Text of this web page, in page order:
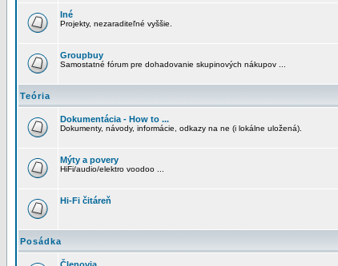
Iné
Projekty, nezaraditeľné vyššie.
Groupbuy
Samostatné fórum pre dohadovanie skupinových nákupov ...
Teória
Dokumentácia - How to ...
Dokumenty, návody, informácie, odkazy na ne (i lokálne uložená).
Mýty a povery
HiFi/audio/elektro voodoo ...
Hi-Fi čitáreň
Posádka